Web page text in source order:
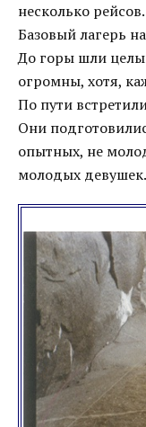
несколько рейсов.
Базовый лагерь
До горы шли
огромны, хотя,
По пути
Они
опытных, не
молодых девушек.